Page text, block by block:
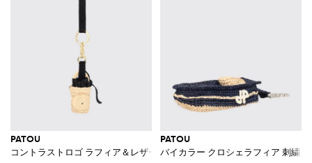
PATOU
コントラストロゴ ラフィア＆レザー キーリング
PATOU
バイカラー クロシェラフィア 刺繍